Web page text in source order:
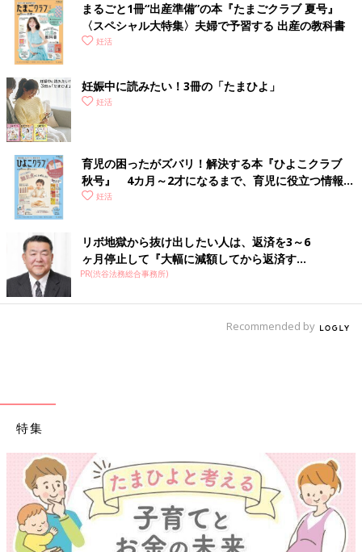
まるごと1冊“出産準備”の本『たまごクラブ 夏号』
〈スペシャル大特集〉夫婦で予習する 出産の教科書
妊活
妊娠中に読みたい！3冊の「たまひよ」
妊活
育児の困ったがズバリ！解決する本『ひよこクラブ
秋号』 4カ月～2才になるまで、育児に役立つ情報が
いっぱい！
妊活
リボ地獄から抜け出したい人は、返済を3～6
ヶ月停止して『大幅に減額してから返済す...
PR(渋谷法務総合事務所)
Recommended by
特集